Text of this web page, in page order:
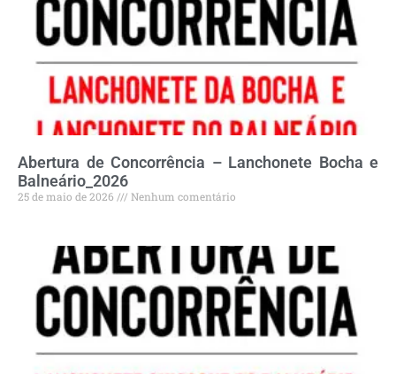
Abertura de Concorrência – Lanchonete Bocha e
Balneário_2026
25 de maio de 2026 Nenhum comentário